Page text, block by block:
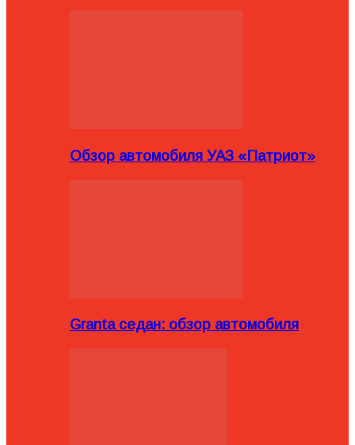
Обзор автомобиля УАЗ «Патриот»
Granta седан: обзор автомобиля